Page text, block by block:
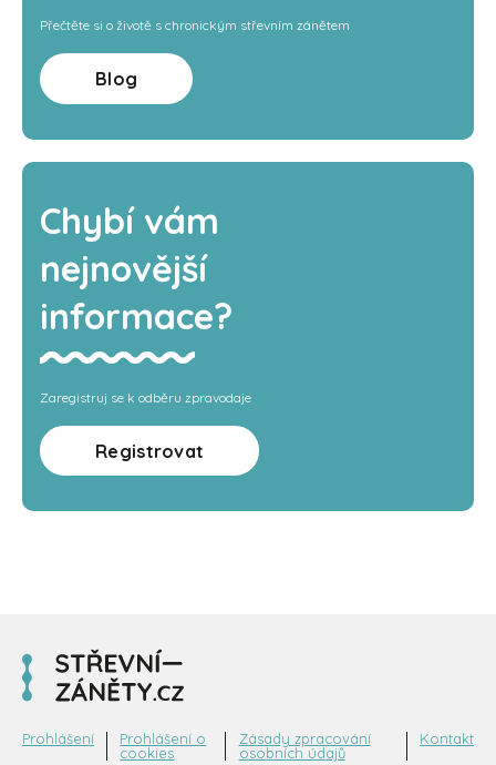
Přečtěte si o životě s chronickým střevním zánětem
Blog
Chybí vám
nejnovější
informace?
Zaregistruj se k odběru zpravodaje
Registrovat
Prohlášení
Prohlášení o
cookies
Zásady zpracování
osobních údajů
Kontakt